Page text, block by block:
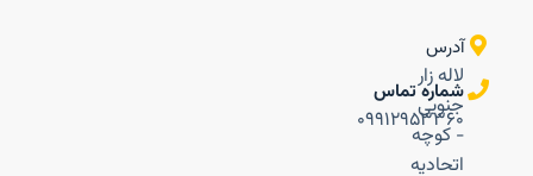
آدرس
لاله زار
جنوبی
- کوچه
اتحادیه
شماره تماس
۰۹۹۱۲۹۵۳۳۶۰